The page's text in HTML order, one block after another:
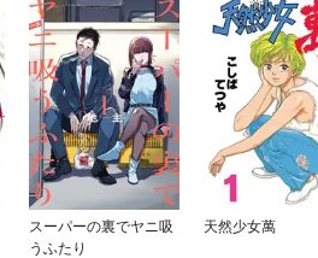
スーパーの裏でヤニ吸
うふたり
天然少女萬